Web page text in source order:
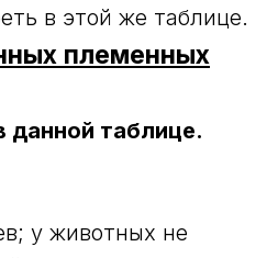
в этой же таблице.
племенных
данной таблице.
у животных не